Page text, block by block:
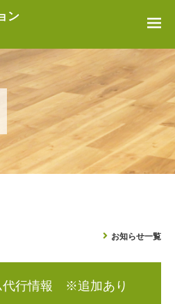
ン
お知らせ一覧
代行情報 ※追加あり